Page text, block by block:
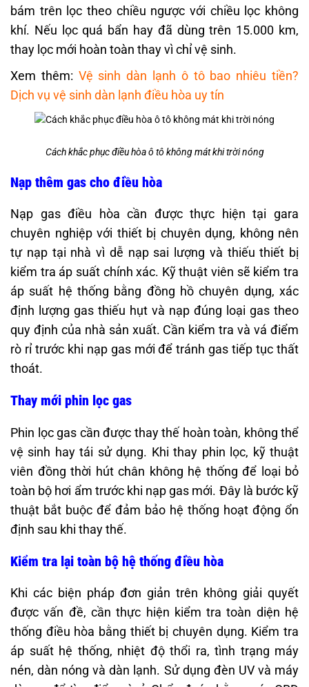
bám trên lọc theo chiều ngược với chiều lọc không
khí. Nếu lọc quá bẩn hay đã dùng trên 15.000 km,
thay lọc mới hoàn toàn thay vì chỉ vệ sinh.
Xem thêm: Vệ sinh dàn lạnh ô tô bao nhiêu tiền?
Dịch vụ vệ sinh dàn lạnh điều hòa uy tín
Cách khắc phục điều hòa ô tô không mát khi trời nóng
Nạp thêm gas cho điều hòa
Nạp gas điều hòa cần được thực hiện tại gara
chuyên nghiệp với thiết bị chuyên dụng, không nên
tự nạp tại nhà vì dễ nạp sai lượng và thiếu thiết bị
kiểm tra áp suất chính xác. Kỹ thuật viên sẽ kiểm tra
áp suất hệ thống bằng đồng hồ chuyên dụng, xác
định lượng gas thiếu hụt và nạp đúng loại gas theo
quy định của nhà sản xuất. Cần kiểm tra và vá điểm
rò rỉ trước khi nạp gas mới để tránh gas tiếp tục thất
thoát.
Thay mới phin lọc gas
Phin lọc gas cần được thay thế hoàn toàn, không thể
vệ sinh hay tái sử dụng. Khi thay phin lọc, kỹ thuật
viên đồng thời hút chân không hệ thống để loại bỏ
toàn bộ hơi ẩm trước khi nạp gas mới. Đây là bước kỹ
thuật bắt buộc để đảm bảo hệ thống hoạt động ổn
định sau khi thay thế.
Kiểm tra lại toàn bộ hệ thống điều hòa
Khi các biện pháp đơn giản trên không giải quyết
được vấn đề, cần thực hiện kiểm tra toàn diện hệ
thống điều hòa bằng thiết bị chuyên dụng. Kiểm tra
áp suất hệ thống, nhiệt độ thổi ra, tình trạng máy
nén, dàn nóng và dàn lạnh. Sử dụng đèn UV và máy